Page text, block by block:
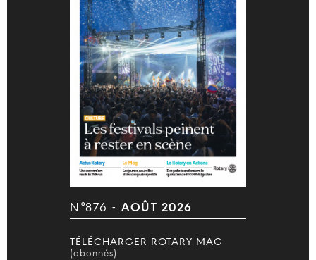
N°876 - AOÛT 2026
TÉLÉCHARGER ROTARY MAG
(abonnés)